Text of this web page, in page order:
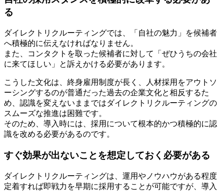
る
ダイレクトリクルーティングでは、「自社の魅力」を候補者
へ積極的に伝えなければなりません。
また、コンタクトを取った候補者に対して「ぜひうちの会社
に来てほしい」と訴えかける必要があります。
こうした文化は、終身雇用制度が長く、人材採用をアウトソ
ーシングするのが普通だった過去の企業文化と相反するた
め、認識を変えないままではダイレクトリクルーティングの
スムーズな推進は困難です。
そのため、導入時には、採用について根本的かつ積極的に認
識を改める必要があるのです。
すぐ効果が出ないことを想定しておく必要がある
ダイレクトリクルーティングは、運用やノウハウがある程度
定着すれば即戦力を早期に採用することが可能ですが、導入